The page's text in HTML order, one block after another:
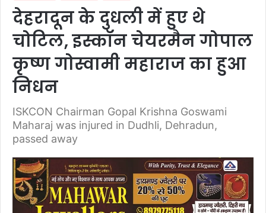
देहरादून के दुधली में हुए थे
चोटिल, इस्कॉन चेयरमैन गोपाल
कृष्ण गोस्वामी महाराज का हुआ
निधन
ISKCON Chairman Gopal Krishna Goswami
Maharaj was injured in Dudhli, Dehradun,
passed away